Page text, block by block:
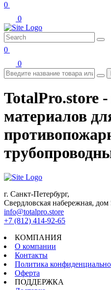
0
0
0
0
TotalPro.store
материалов
г. Санкт-Петербург,
Свердловская набережная, дом
info@totalpro.store
+7 (812) 414-92-65
КОМПАНИЯ
О компании
Контакты
Политика
Оферта
ПОДДЕРЖКА